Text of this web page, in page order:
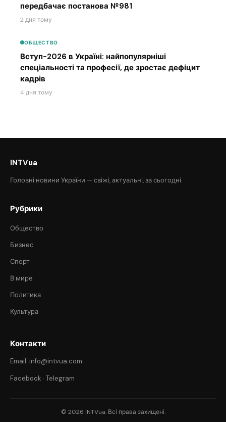
передбачає постанова №981
2 дня тому
ОБЩЕСТВО
Вступ-2026 в Україні: найпопулярніші
спеціальності та професії, де зростає дефіцит
кадрів
4 дня тому
INTVua
Головні новини України — свіжі, актуальні, за сьогодні.
Рубрики
Общество
Бизнес
Спорт
В мире
Политика
Культура
Контакти
Email: info@intvua.com
Facebook · Telegram
© 2026 INTVua. Всі права захищені.